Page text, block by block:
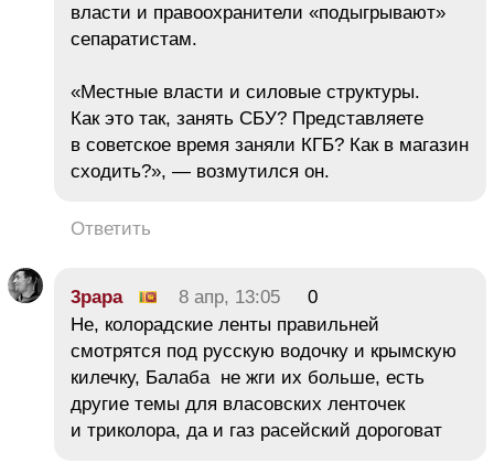
власти и правоохранители «подыгрывают»
сепаратистам.
«Местные власти и силовые структуры.
Как это так, занять СБУ? Представляете
в советское время заняли КГБ? Как в магазин
сходить?», — возмутился он.
Ответить
3papa 8 апр, 13:05
0
Не, колорадские ленты правильней
смотрятся под русскую водочку и крымскую
килечку, Балаба не жги их больше, есть
другие темы для власовских ленточек
и триколора, да и газ расейский дороговат